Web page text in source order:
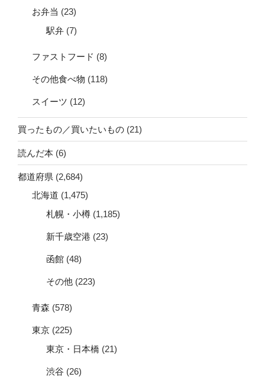
お弁当 (23)
駅弁 (7)
ファストフード (8)
その他食べ物 (118)
スイーツ (12)
買ったもの／買いたいもの (21)
読んだ本 (6)
都道府県 (2,684)
北海道 (1,475)
札幌・小樽 (1,185)
新千歳空港 (23)
函館 (48)
その他 (223)
青森 (578)
東京 (225)
東京・日本橋 (21)
渋谷 (26)